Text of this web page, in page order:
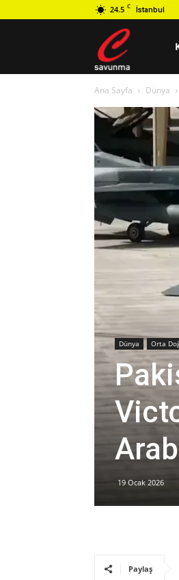
24.5 C İstanbul
Ana Sayfa Dünya
Dünya Orta
19 Ocak 2026
Paylaş